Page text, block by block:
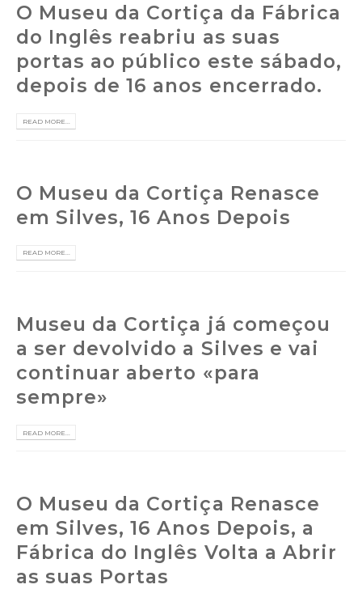
O Museu da Cortiça da Fábrica
do Inglês reabriu as suas
portas ao público este sábado,
depois de 16 anos encerrado.
READ MORE...
O Museu da Cortiça Renasce
em Silves, 16 Anos Depois
READ MORE...
Museu da Cortiça já começou
a ser devolvido a Silves e vai
continuar aberto «para
sempre»
READ MORE...
O Museu da Cortiça Renasce
em Silves, 16 Anos Depois, a
Fábrica do Inglês Volta a Abrir
as suas Portas